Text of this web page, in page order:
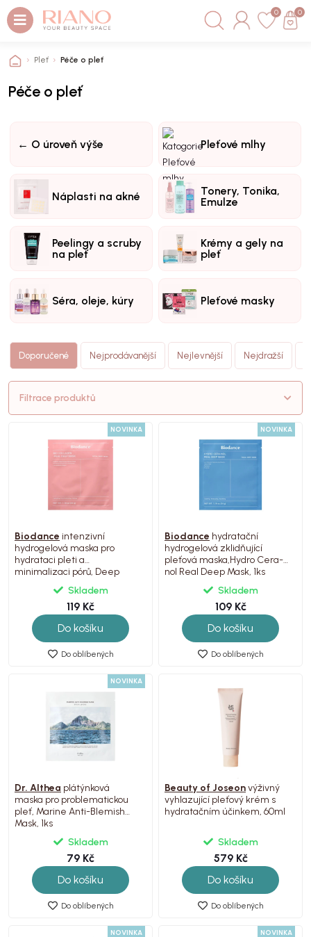
0 0
Pleť Péče o pleť
Péče o pleť
← O úroveň výše Pleťové mlhy
Náplasti na akné
Tonery, Tonika,
Emulze
Peelingy a scruby
na pleť
Krémy a gely na
pleť
Séra, oleje, kúry Pleťové masky
Doporučené Nejprodávanější Nejlevnější Nejdražší
Filtrace produktů
NOVINKA
Biodance intenzivní
hydrogelová maska pro
hydrataci pleti a
minimalizaci pórů, Deep
Skladem
119 Kč
Do košíku
Do oblíbených
NOVINKA
Biodance hydratační
hydrogelová zklidňující
pleťová maska,Hydro Cera-
nol Real Deep Mask, 1ks
Skladem
109 Kč
Do košíku
Do oblíbených
NOVINKA
Dr. Althea plátýnková
maska pro problematickou
pleť, Marine Anti-Blemish
Mask, 1ks
Skladem
79 Kč
Do košíku
Do oblíbených
Beauty of Joseonvýživný
vyhlazující pleťový krém s
hydratačním účinkem, 60ml
Skladem
579 Kč
Do košíku
Do oblíbených
NOVINKA NOVINKA